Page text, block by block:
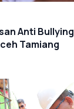
Anti
Tamiang